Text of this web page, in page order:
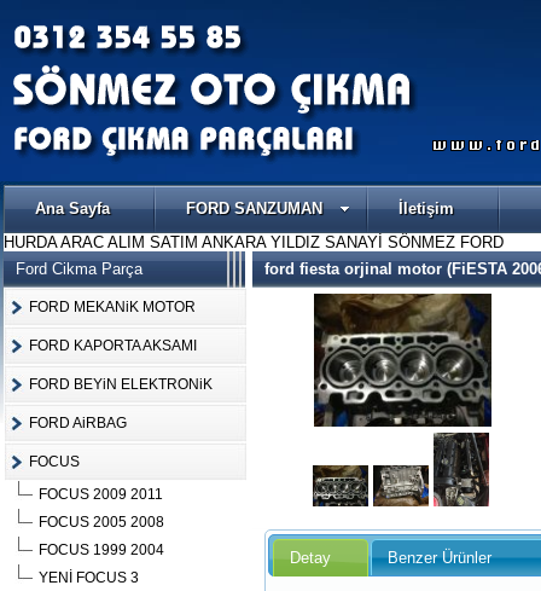
Ana Sayfa FORD SANZUMAN
İletişim
HURDA ARAC ALIM SATIM ANKARA YILDIZ SANAYİ SÖNMEZ FORD
Ford Cikma Parça
FORD MEKANiK MOTOR
FORD KAPORTA AKSAMI
FORD BEYiN ELEKTRONiK
FORD AiRBAG
FOCUS
FOCUS 2009 2011
FOCUS 2005 2008
FOCUS 1999 2004
YENİ FOCUS 3
ford fiesta orjinal motor (FiESTA
Detay Benzer Ürünler